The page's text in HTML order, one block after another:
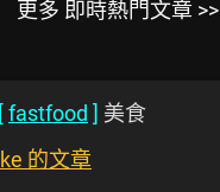
更多 即時熱門文章 >>
[fastfood ] 美食
的文章